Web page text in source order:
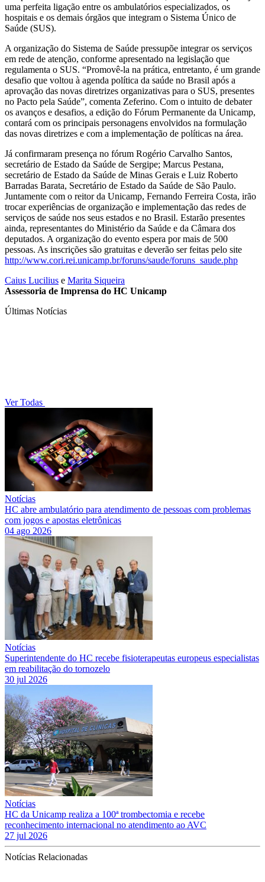
uma perfeita ligação entre os ambulatórios especializados, os
hospitais e os demais órgãos que integram o Sistema Único de
Saúde (SUS).
A organização do Sistema de Saúde pressupõe integrar os serviços
em rede de atenção, conforme apresentado na legislação que
regulamenta o SUS. “Promovê-la na prática, entretanto, é um grande
desafio que voltou à agenda política da saúde no Brasil após a
aprovação das novas diretrizes organizativas para o SUS, presentes
no Pacto pela Saúde”, comenta Zeferino. Com o intuito de debater
os avanços e desafios, a edição do Fórum Permanente da Unicamp,
contará com os principais personagens envolvidos na formulação
das novas diretrizes e com a implementação de políticas na área.
Já confirmaram presença no fórum Rogério Carvalho Santos,
secretário de Estado da Saúde de Sergipe; Marcus Pestana,
secretário de Estado da Saúde de Minas Gerais e Luiz Roberto
Barradas Barata, Secretário de Estado da Saúde de São Paulo.
Juntamente com o reitor da Unicamp, Fernando Ferreira Costa, irão
trocar experiências de organização e implementação das redes de
serviços de saúde nos seus estados e no Brasil. Estarão presentes
ainda, representantes do Ministério da Saúde e da Câmara dos
deputados. A organização do evento espera por mais de 500
pessoas. As inscrições são gratuitas e deverão ser feitas pelo site
http://www.cori.rei.unicamp.br/foruns/saude/foruns_saude.php
Caius Lucilius e Marita Siqueira
Assessoria de Imprensa do HC Unicamp
Últimas Notícias
Ver Todas
Notícias
HC abre ambulatório para atendimento de pessoas com problemas
com jogos e apostas eletrônicas
04 ago 2026
Notícias
Superintendente do HC recebe fisioterapeutas europeus especialistas
em reabilitação do tornozelo
30 jul 2026
Notícias
HC da Unicamp realiza a 100ª trombectomia e recebe
reconhecimento internacional no atendimento ao AVC
27 jul 2026
Notícias Relacionadas